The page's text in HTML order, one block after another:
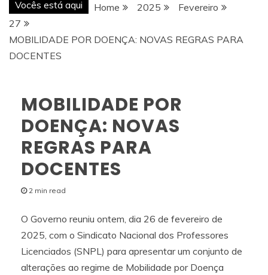
Vocês está aqui Home 2025
Fevereiro
27
MOBILIDADE POR DOENÇA: NOVAS REGRAS PARA
DOCENTES
MOBILIDADE POR
DOENÇA: NOVAS
REGRAS PARA
DOCENTES
2 min read
O Governo reuniu ontem, dia 26 de fevereiro de
2025, com o Sindicato Nacional dos Professores
Licenciados (SNPL) para apresentar um conjunto de
alterações ao regime de Mobilidade por Doença